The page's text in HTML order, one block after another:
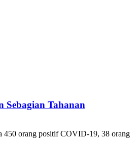
Sebagian Tahanan
450 orang positif COVID-19, 38 orang